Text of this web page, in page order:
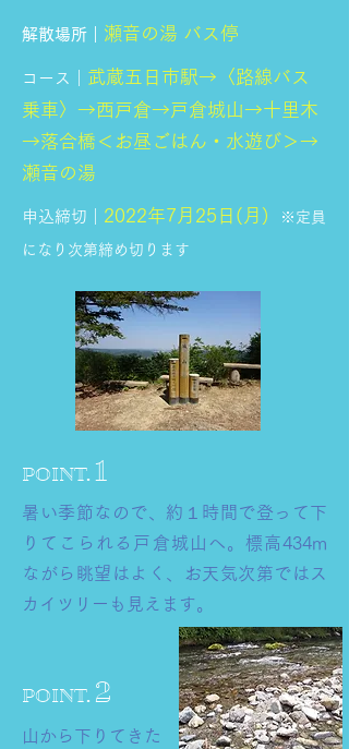
解散場所｜ 瀬音の湯 バス停
コース｜ 武蔵五日市駅→〈路線バス
乗車〉→西戸倉→戸倉城山→十里木
→落合橋＜お昼ごはん・水遊び＞→
瀬音の湯
申込締切｜ 2022年7月25日(月) ※定員
になり次第締め切ります
POINT. 1
暑い季節なので、約１時間で登って下
りてこられる戸倉城山へ。標高434m
ながら眺望はよく、お天気次第ではス
カイツリーも見えます。
POINT. 2
山から下りてきた